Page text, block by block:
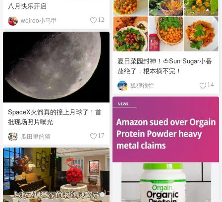
八月快乐开启
weirdo小马甲 12
夏日菜园封神！🍅Sun Sugar小番
茄绝了，根本摘不完！
狐狸很忙 14
SpaceX火箭真的撞上月球了！首
批现场照片曝光
瓜田里的猹 17